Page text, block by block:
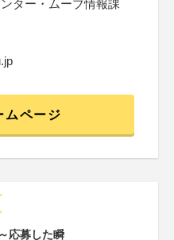
ター・ムーブ情報課
ムページ
応募した瞬